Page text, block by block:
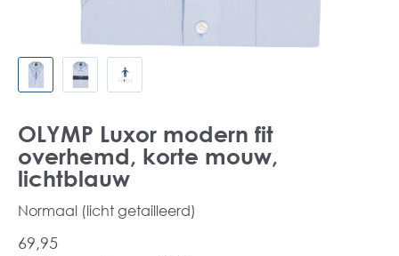
OLYMP Luxor modern fit
overhemd, korte mouw,
lichtblauw
Normaal (licht getailleerd)
69,95